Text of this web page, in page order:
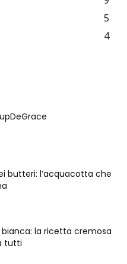
5
4
butteri: l’acquacotta che
la ricetta cremosa
tutti